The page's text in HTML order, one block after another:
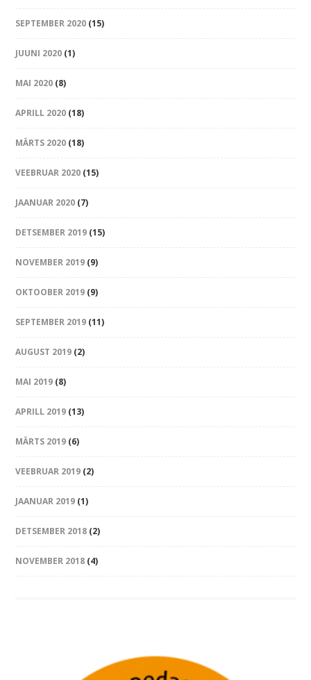
SEPTEMBER 2020 (15)
JUUNI 2020 (1)
MAI 2020 (8)
APRILL 2020 (18)
MÄRTS 2020 (18)
VEEBRUAR 2020 (15)
JAANUAR 2020 (7)
DETSEMBER 2019 (15)
NOVEMBER 2019 (9)
OKTOOBER 2019 (9)
SEPTEMBER 2019 (11)
AUGUST 2019 (2)
MAI 2019 (8)
APRILL 2019 (13)
MÄRTS 2019 (6)
VEEBRUAR 2019 (2)
JAANUAR 2019 (1)
DETSEMBER 2018 (2)
NOVEMBER 2018 (4)